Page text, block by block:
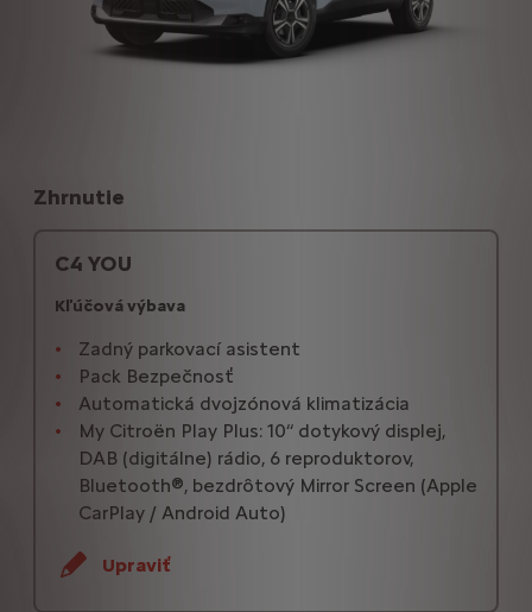
Zhrnutie
C4 YOU
Kľúčová výbava
Zadný parkovací asistent
Pack Bezpečnosť
Automatická dvojzónová klimatizácia
My Citroën Play Plus: 10‘‘ dotykový displej,
DAB (digitálne) rádio, 6 reproduktorov,
Bluetooth®, bezdrôtový Mirror Screen (Apple
CarPlay / Android Auto)
Upraviť